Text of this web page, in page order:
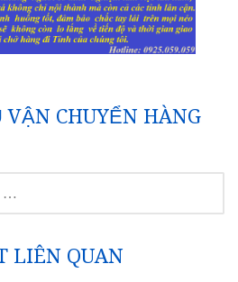
VẬN CHUYỂN HÀNG
LIÊN QUAN